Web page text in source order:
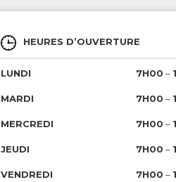
HEURES D’OUVERTURE
LUNDI 7H00 –
MARDI 7H00 –
MERCREDI 7H00 –
JEUDI 7H00 –
VENDREDI 7H00 –